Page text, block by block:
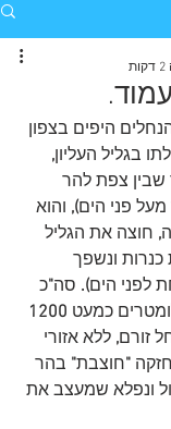
היפים בצפון
בגליל העליון,
שבין צפת להר
פני הים), והוא
, חוצה את הגליל
ונשפך
לפני הים). סה"כ
כמעט 1200
זורם, ללא אזורי
"חוצבת" בהר
ונפלא שמעצב את